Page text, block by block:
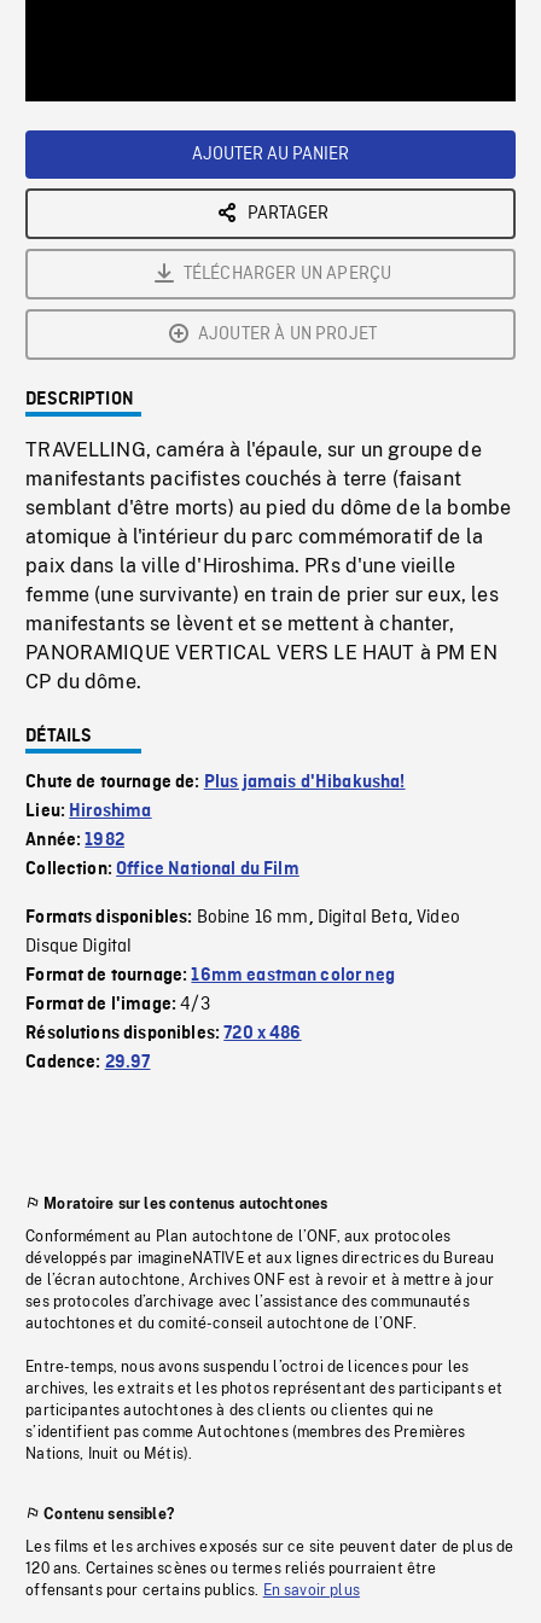
AJOUTER AU PANIER
PARTAGER
TÉLÉCHARGER UN APERÇU
AJOUTER À UN PROJET
DESCRIPTION
TRAVELLING, caméra à l'épaule, sur un groupe de
manifestants pacifistes couchés à terre (faisant
semblant d'être morts) au pied du dôme de la bombe
atomique à l'intérieur du parc commémoratif de la
paix dans la ville d'Hiroshima. PRs d'une vieille
femme (une survivante) en train de prier sur eux, les
manifestants se lèvent et se mettent à chanter,
PANORAMIQUE VERTICAL VERS LE HAUT à PM EN
CP du dôme.
DÉTAILS
Chute de tournage de: Plus jamais d'Hibakusha!
Lieu: Hiroshima
Année:1982
Collection:Office National du Film
Formats disponibles: Bobine 16 mm, Digital Beta,Video
Disque Digital
Format de tournage:16mm eastman color neg
Format de l'image:4/3
Résolutions disponibles:720 x 486
Cadence: 29.97
Moratoire sur les contenus autochtones
Conformément au Plan autochtone de l’ONF, aux protocoles
développés par imagineNATIVE et aux lignes directrices du Bureau
de l’écran autochtone, Archives ONF est à revoir et à mettre à jour
ses protocoles d’archivage avec l’assistance des communautés
autochtones et du comité-conseil autochtone de l’ONF.
Entre-temps, nous avons suspendu l’octroi de licences pour les
archives, les extraits et les photos représentant des participants et
participantes autochtones à des clients ou clientes qui ne
s’identifient pas comme Autochtones (membres des Premières
Nations, Inuit ou Métis).
Contenu sensible?
Les films et les archives exposés sur ce site peuvent dater de plus de
120 ans. Certaines scènes ou termes reliés pourraient être
offensants pour certains publics. En savoir plus